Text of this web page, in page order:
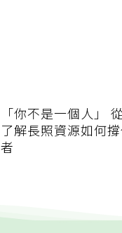
「你不是一個人」
了解長照資源如何
者